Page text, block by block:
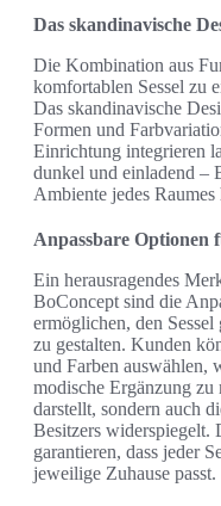
Das skandinavische
Die Kombination aus
komfortablen Sessel zu
Das skandinavische
Formen und
Einrichtung integrieren
dunkel und einladend –
Ambiente jedes
Anpassbare Optionen
Ein herausragendes
BoConcept sind die
ermöglichen, den
zu gestalten. Kunden
und Farben auswählen,
modische Ergänzung
darstellt, sondern auch
Besitzers widerspiegelt.
garantieren, dass jeder
jeweilige Zuhause passt.